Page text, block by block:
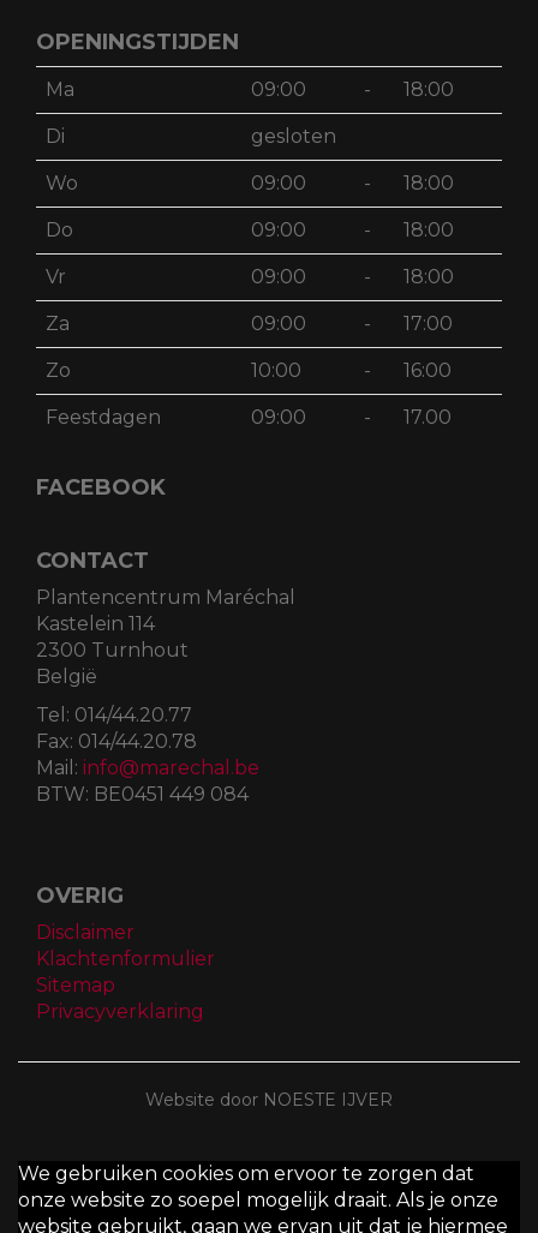
OPENINGSTIJDEN
Ma 09:00 - 18:00
Di gesloten
Wo 09:00 - 18:00
Do 09:00 - 18:00
Vr 09:00 - 18:00
Za 09:00 - 17:00
Zo 10:00 - 16:00
Feestdagen 09:00 - 17.00
FACEBOOK
CONTACT
Plantencentrum Maréchal
Kastelein 114
2300 Turnhout
België
Tel: 014/44.20.77
Fax: 014/44.20.78
Mail: info@marechal.be
BTW: BE0451 449 084
OVERIG
Disclaimer
Klachtenformulier
Sitemap
Privacyverklaring
Website door NOESTE IJVER
We gebruiken cookies om ervoor te zorgen dat
onze website zo soepel mogelijk draait. Als je onze
website gebruikt, gaan we ervan uit dat je hiermee